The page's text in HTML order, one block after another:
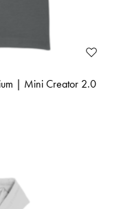
| Mini Creator 2.0